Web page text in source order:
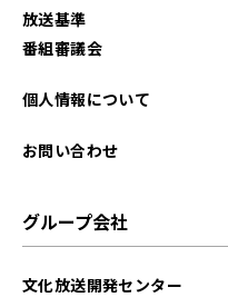
2025年09月
2025年06月
放送基準
番組審議会
個人情報について
お問い合わせ
グループ会社
文化放送開発センター